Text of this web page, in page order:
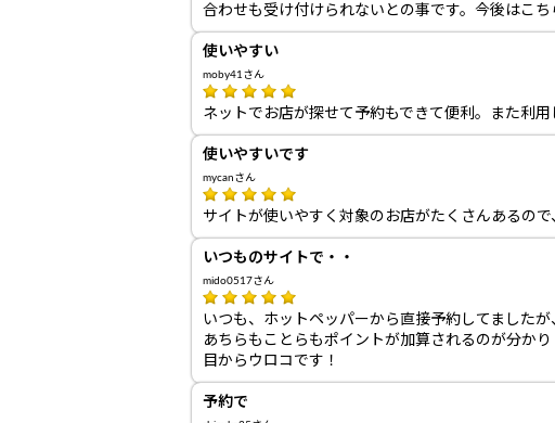
合わせも受け付けられないとの事です。今後はこ
使いやすい
moby41さん
ネットでお店が探せて予約もできて便利。また利用
使いやすいです
mycanさん
サイトが使いやすく対象のお店がたくさんあるの
いつものサイトで・・
mido0517さん
いつも、ホットペッパーから直接予約してましたが
あちらもことらもポイントが加算されるのが分かり
目からウロコです！
予約で